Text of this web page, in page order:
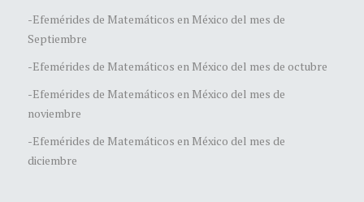
-Efemérides de Matemáticos en México del mes de
Septiembre
-Efemérides de Matemáticos en México del mes de octubre
-Efemérides de Matemáticos en México del mes de
noviembre
-Efemérides de Matemáticos en México del mes de
diciembre